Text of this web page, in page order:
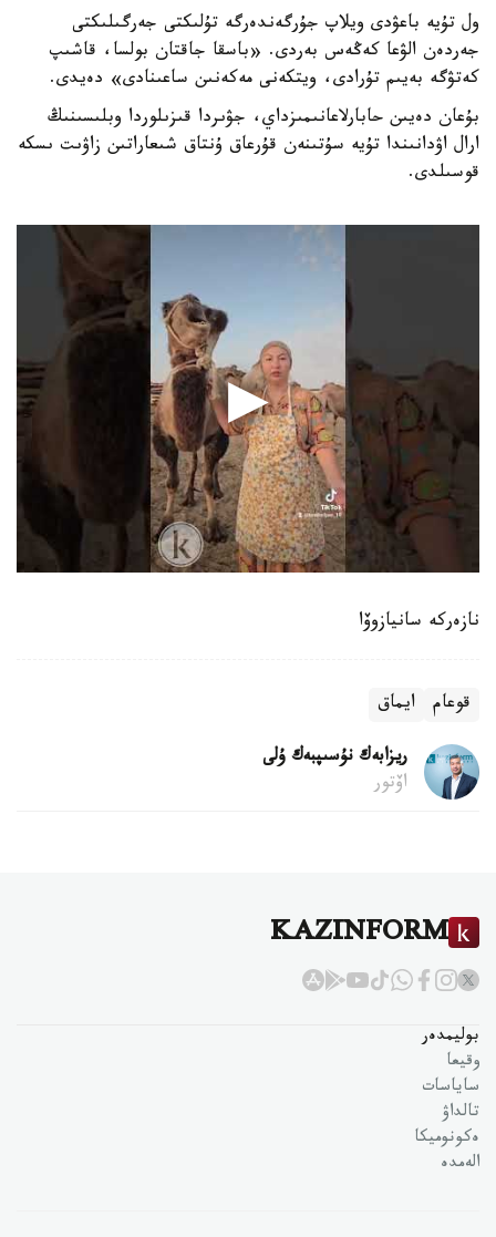
ول تۇيە باعۋدى ويلاپ جۇرگەندەرگە تۇلىكتى جەرگىلىكتى
جەردەن الۋعا كەڭەس بەردى. «باسقا جاقتان بولسا، قاشىپ
كەتۋگە بەيىم تۇرادى، ويتكەنى مەكەنىن ساعىنادى» دەيدى.
بۇعان دەيىن حابارلاعانىمىزداي، جۋىردا قىزىلوردا وبلىسىنىڭ
ارال اۋدانىندا تۇيە سۇتىنەن قۇرعاق ۇنتاق شىعاراتىن زاۋىت ىسكە
قوسىلدى.
نازەركە سانيازوۆا
قوعام ايماق
ريزابەك نۇسىپبەك ۇلى
اۆتور
KAZINFORM
بوليمدەر
وقيعا
ساياسات
تالداۋ
ەكونوميكا
الەمدە